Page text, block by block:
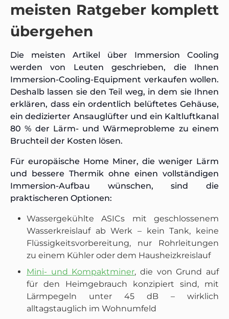
meisten Ratgeber komplett
übergehen
Die meisten Artikel über Immersion Cooling
werden von Leuten geschrieben, die Ihnen
Immersion-Cooling-Equipment verkaufen wollen.
Deshalb lassen sie den Teil weg, in dem sie Ihnen
erklären, dass ein ordentlich belüftetes Gehäuse,
ein dedizierter Ansauglüfter und ein Kaltluftkanal
80 % der Lärm- und Wärmeprobleme zu einem
Bruchteil der Kosten lösen.
Für europäische Home Miner, die weniger Lärm
und bessere Thermik ohne einen vollständigen
Immersion-Aufbau wünschen, sind die
praktischeren Optionen:
Wassergekühlte ASICs mit geschlossenem
Wasserkreislauf ab Werk – kein Tank, keine
Flüssigkeitsvorbereitung, nur Rohrleitungen
zu einem Kühler oder dem Hausheizkreislauf
Mini- und Kompaktminer, die von Grund auf
für den Heimgebrauch konzipiert sind, mit
Lärmpegeln unter 45 dB – wirklich
alltagstauglich im Wohnumfeld